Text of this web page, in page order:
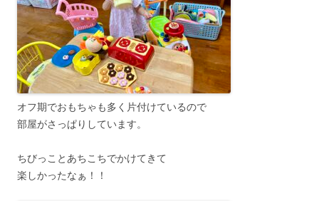
オフ期でおもちゃも多く片付けているので
部屋がさっぱりしています。
ちびっことあちこちでかけてきて
楽しかったなぁ！！